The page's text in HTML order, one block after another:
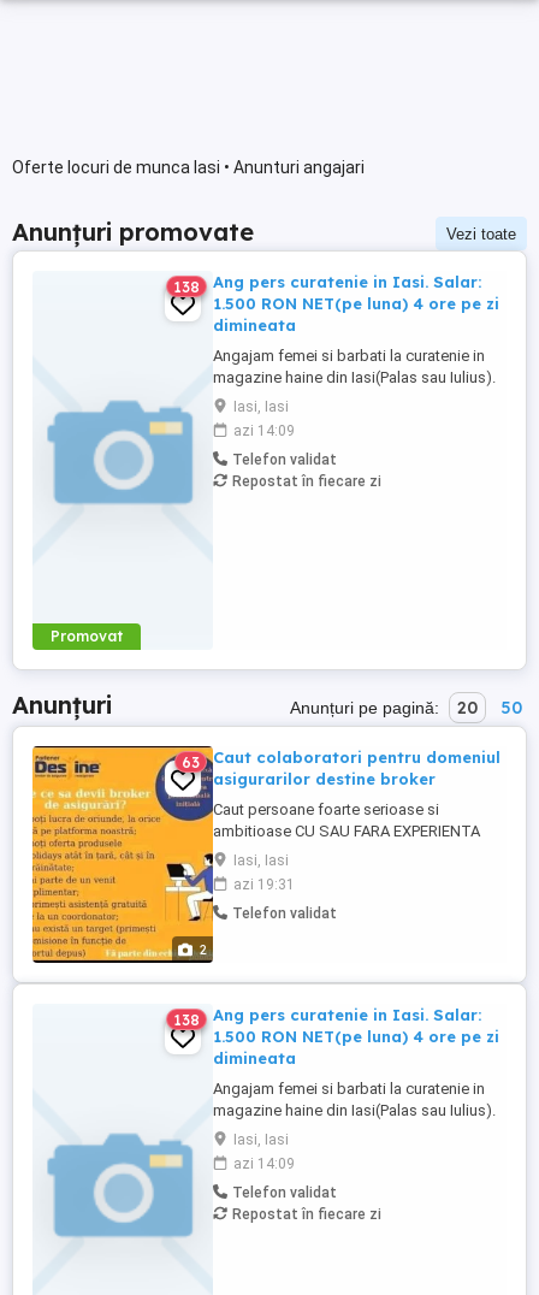
Oferte locuri de munca Iasi • Anunturi angajari
Anunțuri promovate Vezi toate
Promovat
138
Ang pers curatenie in Iasi. Salar:
1.500 RON NET(pe luna) 4 ore pe zi
dimineata
Angajam femei si barbati la curatenie in
magazine haine din Iasi(Palas sau Iulius).
Salar: 1.500 RON NET(in mana) pe luna.
Program lucru 4 ore dimineata doar cu
contract munca. Solicitam si oferim
seriozitate. Informatii doar la telefon.
Iasi, Iasi
azi 14:09
Telefon validat
Repostat în fiecare zi
Anunțuri Anunțuri pe pagină: 20 50
2
63
Caut colaboratori pentru domeniul
asigurarilor destine broker
Caut persoane foarte serioase si
ambitioase CU SAU FARA EXPERIENTA
pentru a lucra in domeniul asigurarilor in
cadrul companiei DESTINE BROKER de
Asigurare si Reasigurare. Puteti afla mai
multe despre aceasta societate direct de
Iasi, Iasi
azi 19:31
Telefon validat
138
Ang pers curatenie in Iasi. Salar:
1.500 RON NET(pe luna) 4 ore pe zi
dimineata
Angajam femei si barbati la curatenie in
magazine haine din Iasi(Palas sau Iulius).
Salar: 1.500 RON NET(in mana) pe luna.
Program lucru 4 ore dimineata doar cu
contract munca. Solicitam si oferim
seriozitate. Informatii doar la telefon.
Iasi, Iasi
azi 14:09
Telefon validat
Repostat în fiecare zi